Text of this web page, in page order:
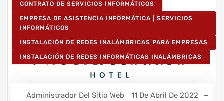
CONTRATO DE SERVICIOS INFORMÁTICOS
EMPRESA DE ASISTENCIA INFORMÁTICA | SERVICIOS
INFORMÁTICOS
INSTALACIÓN DE REDES INALÁMBRICAS PARA EMPRESAS
INSTALACIÓN DE REDES INFORMÁTICAS INALÁMBRICAS
Administrador Del Sitio Web 11 De Abril De 2022